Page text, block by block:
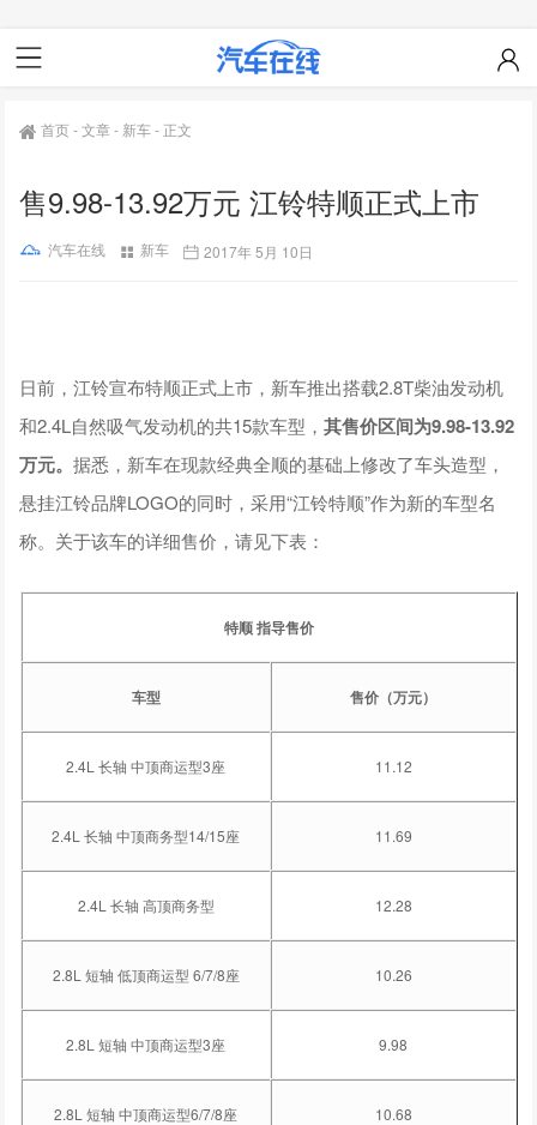
首页-文章- 新车- 正文
售9.98-13.92万元 江铃特顺正式上市
汽车在线 新车 2017年 5月 10日
日前，江铃宣布特顺正式上市，新车推出搭载2.8T柴油发动机
和2.4L自然吸气发动机的共15款车型，其售价区间为9.98-13.92
万元。据悉，新车在现款经典全顺的基础上修改了车头造型，
悬挂江铃品牌LOGO的同时，采用“江铃特顺”作为新的车型名
称。关于该车的详细售价，请见下表：
特顺 指导售价
车型 售价（万元）
2.4L 长轴 中顶商运型3座 11.12
2.4L 长轴 中顶商务型14/15座 11.69
2.4L 长轴 高顶商务型 12.28
2.8L 短轴 低顶商运型 6/7/8座 10.26
2.8L 短轴 中顶商运型3座 9.98
2.8L 短轴 中顶商运型6/7/8座 10.68